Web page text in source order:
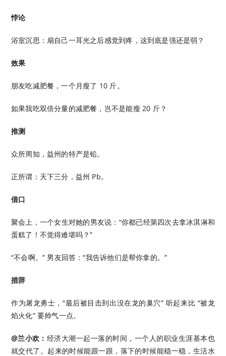
悖论
浴室沉思：扇自己一耳光之后感觉到疼，这到底是强还是弱？
效果
朋友吃减肥餐，一个月瘦了 10 斤。
如果我吃双倍分量的减肥餐，岂不是能瘦 20 斤？
推测
众所周知，益州的特产是铅。
正所谓：天下三分，益州 Pb。
借口
聚会上，一个女生对她的男友说：“你都已经第四次去拿冰淇淋和
蛋糕了！不觉得难堪吗？”
“不会啊。” 男友回答：“我告诉他们是帮你拿的。”
措辞
作为屠龙勇士，“最后被目击到出没在龙的巢穴” 听起来比 “被龙
焰火化” 要帅气一点。
@兰小欢： 经济大潮一起一落的时间，一个人的职业生涯基本也
就交代了。起来的时候能跟一跟，落下的时候能稳一稳，生活水